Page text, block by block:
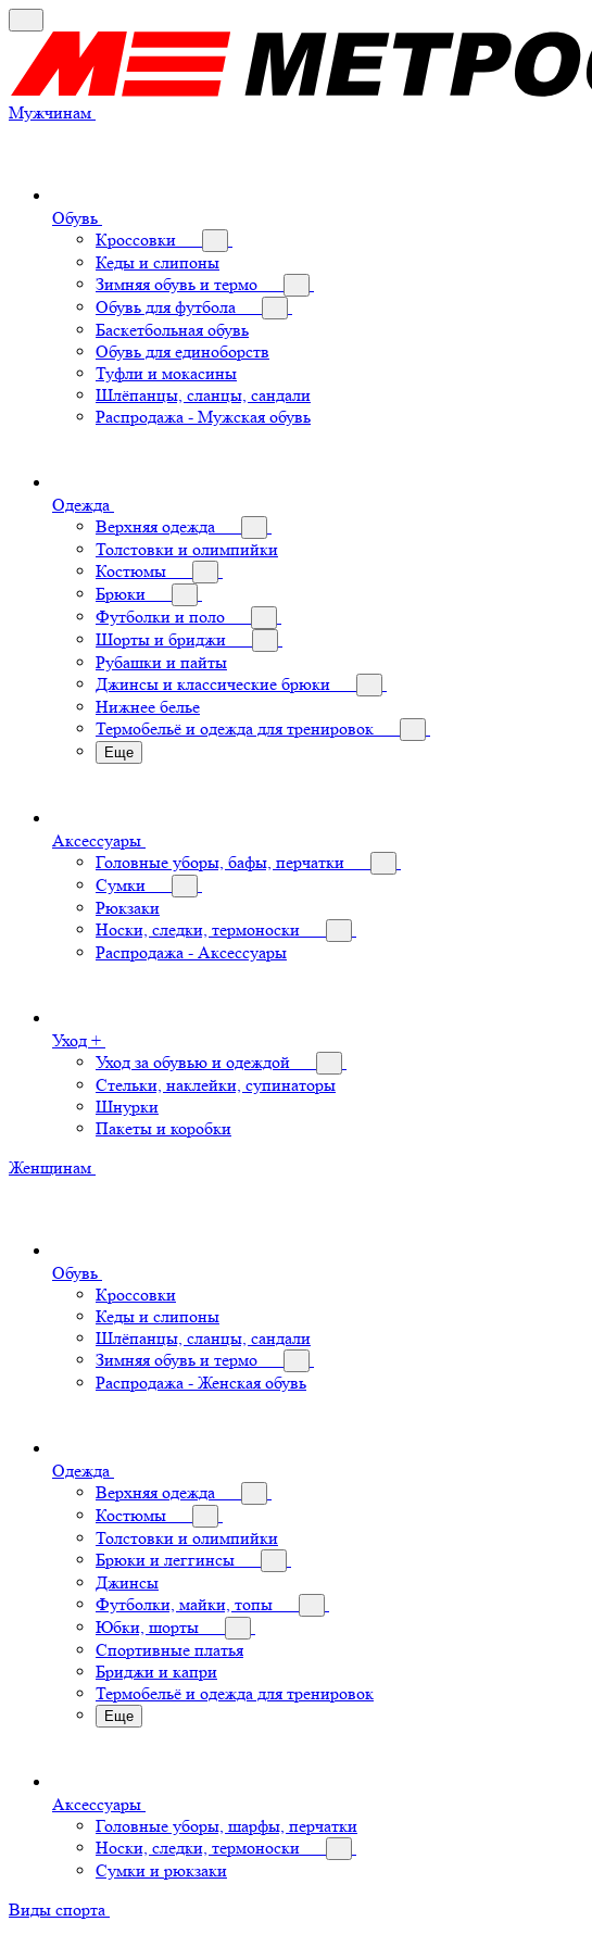
Мужчинам
Обувь
Кроссовки
Кеды и слипоны
Зимняя обувь и термо
Обувь для футбола
Баскетбольная обувь
Обувь для единоборств
Туфли и мокасины
Шлёпанцы, сланцы, сандали
Распродажа - Мужская обувь
Одежда
Верхняя одежда
Толстовки и олимпийки
Костюмы
Брюки
Футболки и поло
Шорты и бриджи
Рубашки и пайты
Джинсы и классические брюки
Нижнее белье
Термобельё и одежда для тренировок
Еще
Аксессуары
Головные уборы, бафы, перчатки
Сумки
Рюкзаки
Носки, следки, термоноски
Распродажа - Аксессуары
Уход +
Уход за обувью и одеждой
Стельки, наклейки, супинаторы
Шнурки
Пакеты и коробки
Женщинам
Обувь
Кроссовки
Кеды и слипоны
Шлёпанцы, сланцы, сандали
Зимняя обувь и термо
Распродажа - Женская обувь
Одежда
Верхняя одежда
Костюмы
Толстовки и олимпийки
Брюки и леггинсы
Джинсы
Футболки, майки, топы
Юбки, шорты
Спортивные платья
Бриджи и капри
Термобельё и одежда для тренировок
Еще
Аксессуары
Головные уборы, шарфы, перчатки
Носки, следки, термоноски
Сумки и рюкзаки
Виды спорта